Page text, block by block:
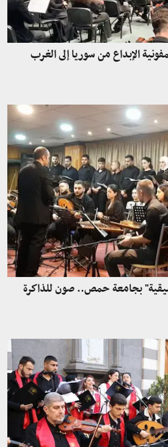
الإبداع من سوريا إلى الغرب
بجامعة حمص.. صون للذاكرة